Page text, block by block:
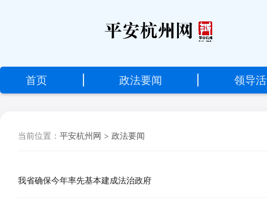
首
页
首页 政法要闻 领导
当前位置： 平安杭州网 > 政法要闻
我省确保今年率先基本建成法治政府